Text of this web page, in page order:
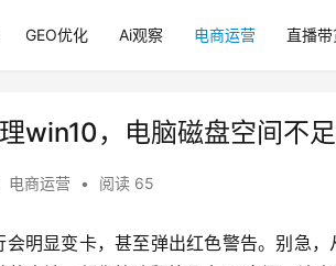
GEO优化 Ai观察 电商运营 直播带
win10，电脑磁盘空间不
电商运营 • 阅读 65
明显变卡，甚至弹出红色警告。别急